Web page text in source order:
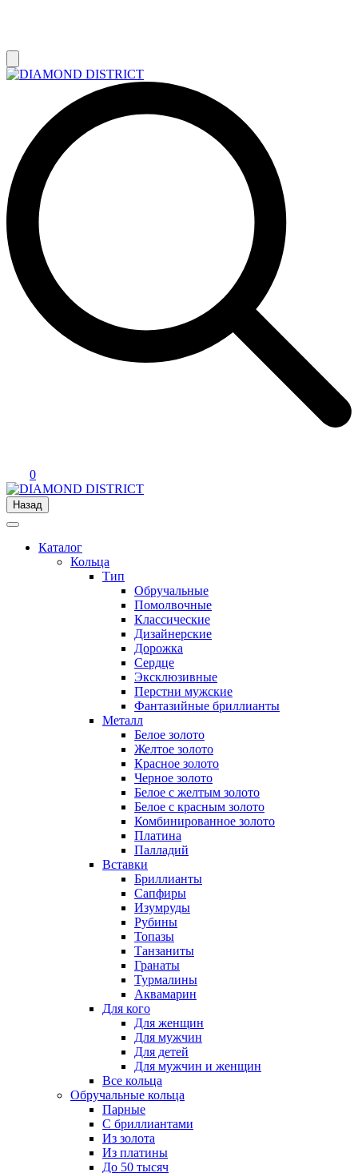
0
Назад
Каталог
Кольца
Тип
Обручальные
Помолвочные
Классические
Дизайнерские
Дорожка
Сердце
Эксклюзивные
Перстни мужские
Фантазийные бриллианты
Металл
Белое золото
Желтое золото
Красное золото
Черное золото
Белое с желтым золото
Белое с красным золото
Комбинированное золото
Платина
Палладий
Вставки
Бриллианты
Сапфиры
Изумруды
Рубины
Топазы
Танзаниты
Гранаты
Турмалины
Аквамарин
Для кого
Для женщин
Для мужчин
Для детей
Для мужчин и женщин
Все кольца
Обручальные кольца
Парные
С бриллиантами
Из золота
Из платины
До 50 тысяч